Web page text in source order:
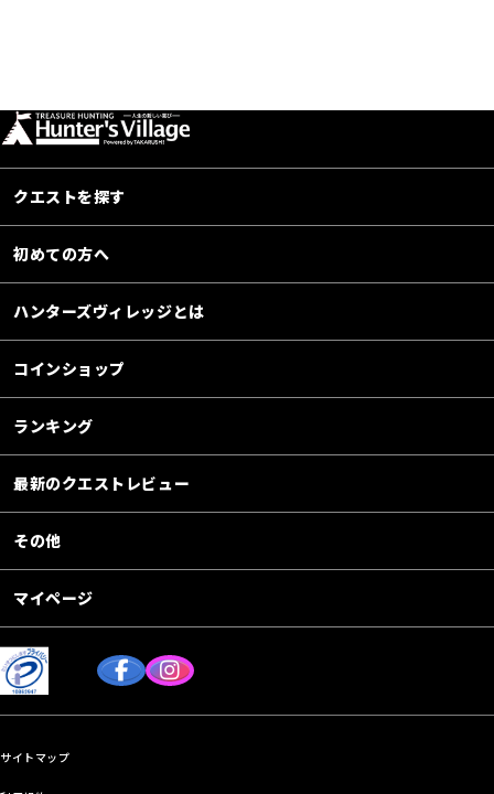
クエストを探す
初めての方へ
ハンターズヴィレッジとは
コインショップ
ランキング
最新のクエストレビュー
その他
マイページ
サイトマップ